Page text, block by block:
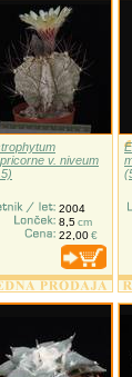
v. niveum
2004
8,5cm
22,00€